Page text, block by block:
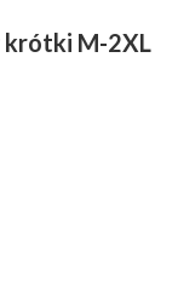
krótki M-2XL